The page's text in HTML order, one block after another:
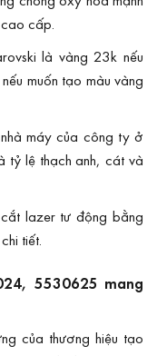
cấp.
là vàng 23k nếu
muốn tạo màu vàng
máy của công ty ở
tỷ lệ thạch anh, cát và
lazer tư động bằng
tiết.
5530625 mang
của thương hiệu tạo